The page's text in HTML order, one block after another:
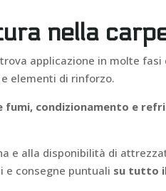
nella
trova applicazione in molte fasi
e elementi di rinforzo.
fumi, condizionamento e
e alla disponibilità di
consegne puntuali su tutto